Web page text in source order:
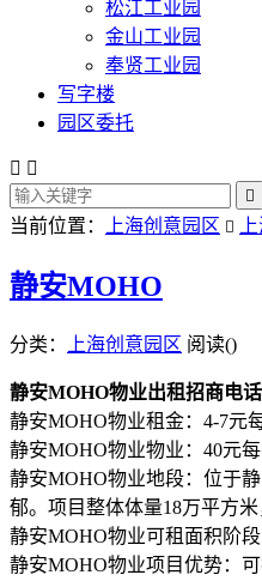
松江工业园
金山工业园
奉贤工业园
写字楼
园区委托
 

当前位置： 上海创意园区 
静安MOHO
分类： 上海创意园区 阅读()
静安MOHO物业出租招商电话
静安MOHO物业租金：4-7元
静安MOHO物业物业：40元
静安MOHO物业地段：位于
郁。项目整体体量18万平方
静安MOHO物业可租面积阶段
静安MOHO物业项目优势：